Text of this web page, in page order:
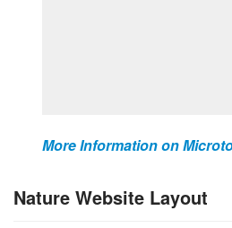
More Information on
Nature Website Layout